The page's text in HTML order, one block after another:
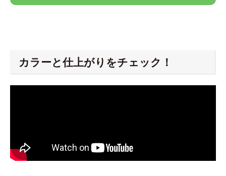
カラーと仕上がりをチェック！